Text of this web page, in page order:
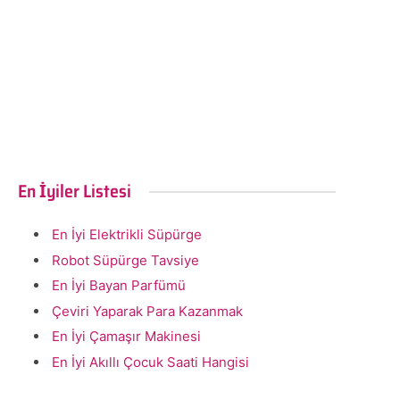
En İyiler Listesi
En İyi Elektrikli Süpürge
Robot Süpürge Tavsiye
En İyi Bayan Parfümü
Çeviri Yaparak Para Kazanmak
En İyi Çamaşır Makinesi
En İyi Akıllı Çocuk Saati Hangisi